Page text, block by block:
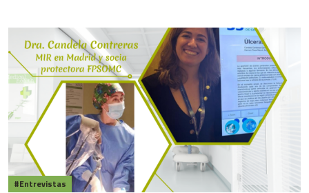
medicina de calidad”
Entrevistas